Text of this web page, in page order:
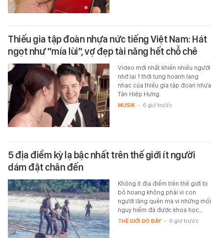
Thiếu gia tập đoàn nhựa nức tiếng Việt Nam: Hát
ngọt như "mía lùi", vợ đẹp tài năng hết chỗ chê
Video mới nhất khiến nhiều người
nhớ lại 1 thời tung hoành làng
nhạc của thiếu gia tập đoàn nhựa
Tân Hiệp Hưng.
MUSIK - 6 giờ trước
5 địa điểm kỳ lạ bậc nhất trên thế giới ít người
dám đặt chân đến
Không ít địa điểm trên thế giới bị
bỏ hoang không phải vì con
người lãng quên mà vì những mối
nguy hiểm đã được khoa học…
THẾ GIỚI ĐÓ ĐÂY - 6 giờ trước